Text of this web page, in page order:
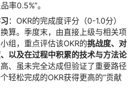
率0.5%”。
：OKR的完成度评分（0-1.0分）
算。季度末，由直接上级与相关项
组，重点评估该OKR的挑战度、对
以及在过程中积累的技术与方法论
、虽未完全达成但验证了重要路径
轻松完成的OKR获得更高的“贡献